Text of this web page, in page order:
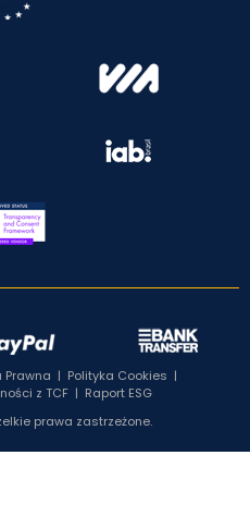
Prawna | Polityka Cookies |
z TCF | Raport ESG
prawa zastrzeżone.